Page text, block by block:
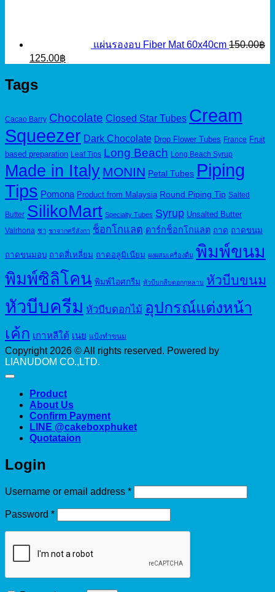
แผ่นรองอบ Fiber Mat 60x40cm 150.00฿
Original
150.00฿.
125.00฿
Tags
Cacao Barry Chocolate Closed Star Tubes Cream
Squeezer Dark Chocolate Drop Flower Tubes France Fruit
based preparation Leaf Tips Long Beach Long Beach Syrup
Made in Italy MONIN Petal Tubes Piping
Tips Pomona Product from Malaysia Round Piping Tip Salted
Butter SilikoMart Specialty Tubes Syrup Unsalted Butter
Valrhona ชา ชาจากศรีลังกา ช็อกโกแลต ดาร์กช็อกโกแลต ถาด ถาดขนม
ถาดขนมอบ ถาดสี่เหลี่ยม ถาดอลูมิเนียม ผงผสมเครื่องดื่ม พิมพ์ขนม
พิมพ์ซิลิโคน พิมพ์ไอศกรีม หัวบีบกลีบดอกกุหลาบ หัวบีบขนม
หัวบีบครีม หัวบีบดอกไม้ อุปกรณ์แต่งหน้า
เค้ก เกาหลีใต้ เนย แป้งทำขนม
Copyright 2026 © All rights reserved. Powered by
LIANUDOM CO.,LTD.
Product
About Us
Confirm Payment
LINE @cakeboxphuket
Quotataion
Login
Username or email address *Required
Password *Required